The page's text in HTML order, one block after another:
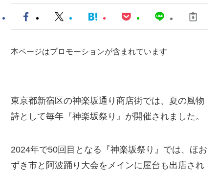
本ページはプロモーションが含まれています
東京都新宿区の神楽坂通り商店街では、夏の風物
詩として毎年『神楽坂祭り』が開催されました。
2024年で50回目となる『神楽坂祭り』では、ほお
ずき市と阿波踊り大会をメインに屋台も出店され